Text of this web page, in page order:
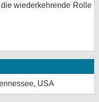
wiederkehrende Rolle
USA
Einstellungen
Ansicht